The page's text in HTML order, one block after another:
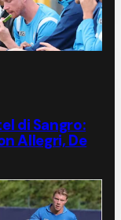
di Sangro:
Allegri, De